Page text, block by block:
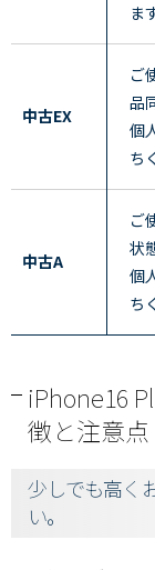
ま
中古EX
ご
品
個
ち
中古A
ご
状
個
ち
iPhone16
徴と注意点
少しでも高く
い。